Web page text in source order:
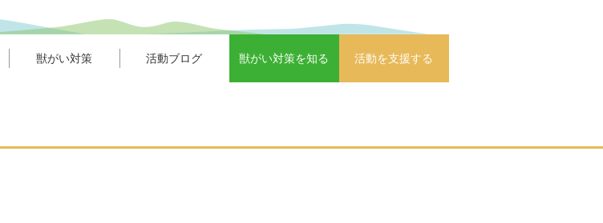
獣がい対策 活動ブログ 獣がい対策を知る 活動を支援する